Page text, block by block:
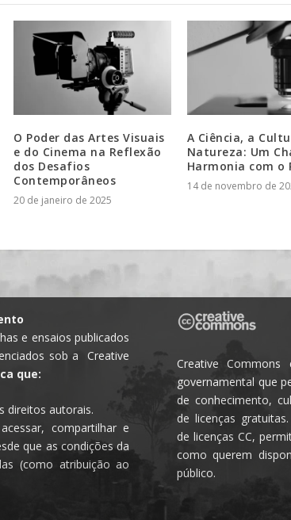
O Poder das Artes Visuais
e do Cinema na Reflexão
dos Desafios
Contemporâneos
20 de janeiro de 2025
A Ciência, a
Natureza: Um
Harmonia com o
14 de novembro de
e ensaios publicados
sob a Creative
que:
direitos autorais.
compartilhar e
que as condições da
(como atribuição ao
Creative
governamental que
de conhecimento,
de licenças
de licenças CC,
como querem
público.